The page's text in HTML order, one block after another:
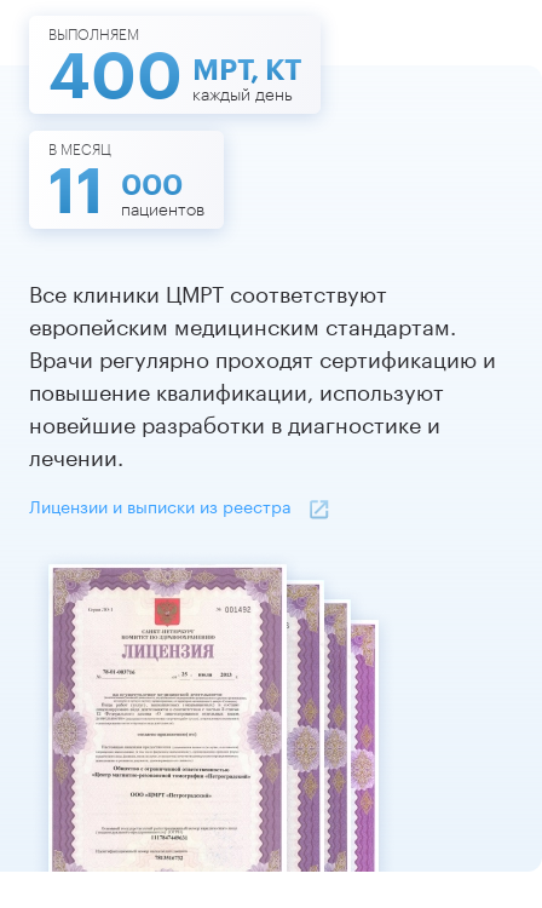
ВЫПОЛНЯЕМ
400 МРТ, КТ
каждый день
В МЕСЯЦ
11 000
пациентов
Все клиники ЦМРТ соответствуют
европейским медицинским стандартам.
Врачи регулярно проходят сертификацию и
повышение квалификации, используют
новейшие разработки в диагностике и
лечении.
Лицензии и выписки из реестра